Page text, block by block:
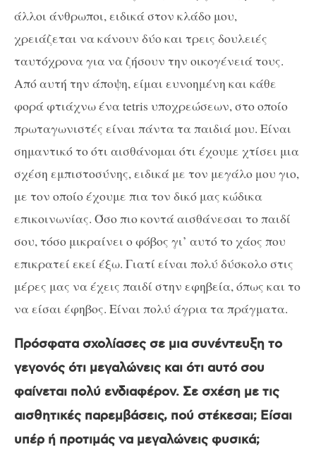
άλλοι άνθρωποι, ειδικά στον κλάδο μου,
χρειάζεται να κάνουν δύο και τρεις δουλειές
ταυτόχρονα για να ζήσουν την οικογένειά τους.
Από αυτή την άποψη, είμαι ευνοημένη και κάθε
φορά φτιάχνω ένα tetris υποχρεώσεων, στο οποίο
πρωταγωνιστές είναι πάντα τα παιδιά μου. Είναι
σημαντικό το ότι αισθάνομαι ότι έχουμε χτίσει μια
σχέση εμπιστοσύνης, ειδικά με τον μεγάλο μου γιο,
με τον οποίο έχουμε πια τον δικό μας κώδικα
επικοινωνίας. Όσο πιο κοντά αισθάνεσαι το παιδί
σου, τόσο μικραίνει ο φόβος γι’ αυτό το χάος που
επικρατεί εκεί έξω. Γιατί είναι πολύ δύσκολο στις
μέρες μας να έχεις παιδί στην εφηβεία, όπως και το
να είσαι έφηβος. Είναι πολύ άγρια τα πράγματα.
Πρόσφατα σχολίασες σε μια συνέντευξη το
γεγονός ότι μεγαλώνεις και ότι αυτό σου
φαίνεται πολύ ενδιαφέρον. Σε σχέση με τις
αισθητικές παρεμβάσεις, πού στέκεσαι; Είσαι
υπέρ ή προτιμάς να μεγαλώνεις φυσικά;